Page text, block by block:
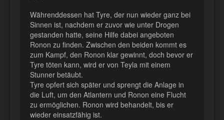
Währenddessen hat Tyre, der nun wieder ganz bei
Sinnen ist, nachdem er zuvor wie unter Drogen
gestanden hatte, seine Hilfe dabei angeboten
Ronon zu finden. Zwischen den beiden kommt es
zum Kampf, den Ronon klar gewinnt, doch bevor er
Tyre töten kann, wird er von Teyla mit einem
Stunner betäubt.
Tyre opfert sich später und sprengt die Anlage in
die Luft, um den Atlantern und Ronon eine Flucht
zu ermöglichen. Ronon wird behandelt, bis er
wieder einsatzfähig ist.